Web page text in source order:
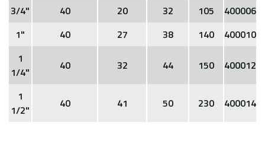
3/4"
40 20 32 105
400006
1"
40 27 38 140
400010
1
1/4"
40 32 44 150 400012
1
1/2"
40 41 50 230 400014